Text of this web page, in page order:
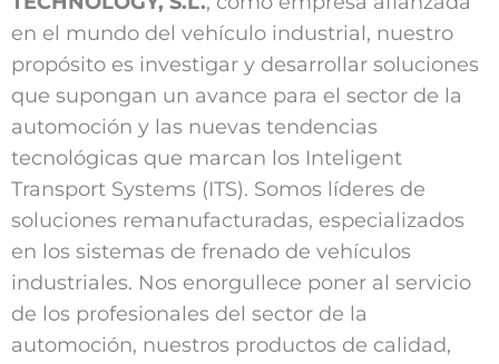
en el mundo del vehículo industrial, nuestro
propósito es investigar y desarrollar soluciones
que supongan un avance para el sector de la
automoción y las nuevas tendencias
tecnológicas que marcan los Inteligent
Transport Systems (ITS). Somos líderes de
soluciones remanufacturadas, especializados
en los sistemas de frenado de vehículos
industriales. Nos enorgullece poner al servicio
de los profesionales del sector de la
automoción, nuestros productos de calidad,